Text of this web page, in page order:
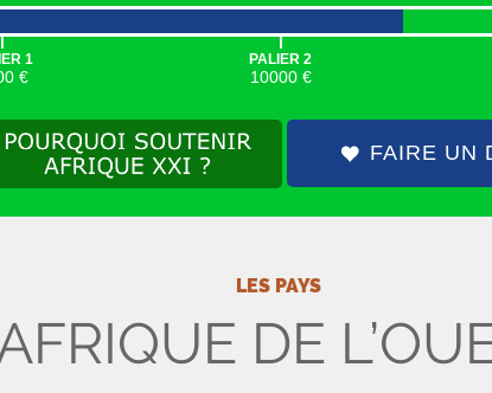
|
1
€
|
PALIER 2
10000 €
FAIRE UN
LES PAYS
DE